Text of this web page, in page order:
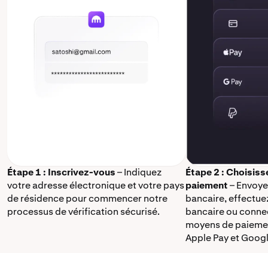
Étape 1 : Inscrivez-vous– Indiquez
votre adresse électronique et votre pays
de résidence pour commencer notre
processus de vérification sécurisé.
Étape 2 :
paiement–
bancaire,
bancaire ou
moyens de
Apple Pay et